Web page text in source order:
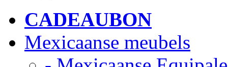
CADEAUBON
Mexicaanse meubels